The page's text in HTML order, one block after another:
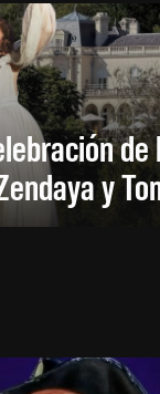
de
y